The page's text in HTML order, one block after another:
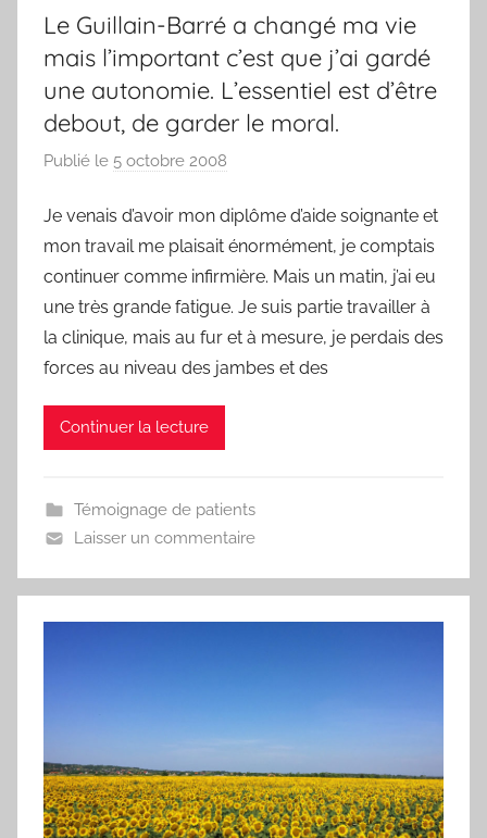
Le Guillain-Barré a changé ma vie
mais l’important c’est que j’ai gardé
une autonomie. L’essentiel est d’être
debout, de garder le moral.
Publié le 5 octobre 2008
r
F
r
e
d
Je venais d’avoir mon diplôme d’aide soignante et
mon travail me plaisait énormément, je comptais
continuer comme infirmière. Mais un matin, j’ai eu
une très grande fatigue. Je suis partie travailler à
la clinique, mais au fur et à mesure, je perdais des
forces au niveau des jambes et des
Continuer la lecture
Témoignage de patients
Laisser un commentaire